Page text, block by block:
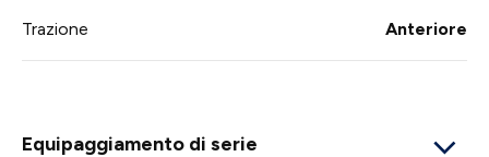
Trazione Anteriore
Equipaggiamento di serie